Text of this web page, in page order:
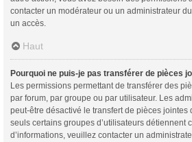
contacter un modérateur ou un administrateur
un accès.
Haut
Pourquoi ne puis-je pas transférer de pièces
Les permissions permettant de transférer des
par forum, par groupe ou par utilisateur. Les
peut-être désactivé le transfert de pièces jointes
seuls certains groupes d’utilisateurs détiennent
d’informations, veuillez contacter un